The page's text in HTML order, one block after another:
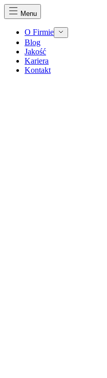
Menu
O Firmie
Blog
Jakość
Kariera
Kontakt